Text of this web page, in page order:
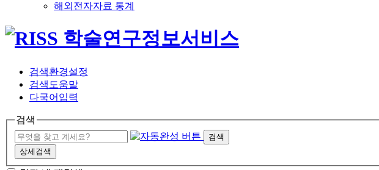
해외전자자료 통계
검색환경설정
검색도움말
다국어입력
검색
검색
상세검색